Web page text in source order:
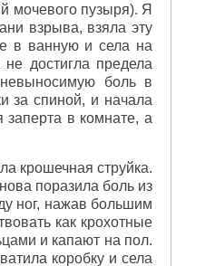
мочевого пузыря). Я
взрыва, взяла эту
в ванную и села на
достигла предела
боль в
за спиной, и начала
в комнате, а
крошечная струйка.
поразила боль из
ног, нажав большим
как крохотные
и капают на пол.
коробку и села